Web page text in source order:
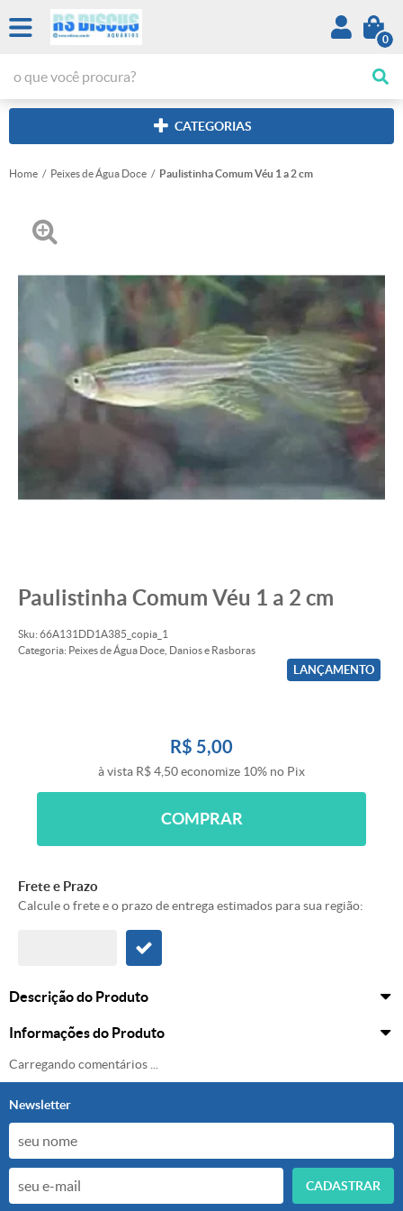
0
CATEGORIAS
Home Peixes de Água Doce Paulistinha Comum Véu 1 a 2 cm
Paulistinha Comum Véu 1 a 2 cm
Sku: 66A131DD1A385_copia_1
Categoria: Peixes de Água Doce Danios e Rasboras
LANÇAMENTO
R$ 5,00
à vista R$ 4,50economize 10% no Pix
COMPRAR
Frete e Prazo
Calcule o frete e o prazo de entrega estimados para sua região:
Descrição do Produto
Informações do Produto
Carregando comentários ...
Newsletter
CADASTRAR